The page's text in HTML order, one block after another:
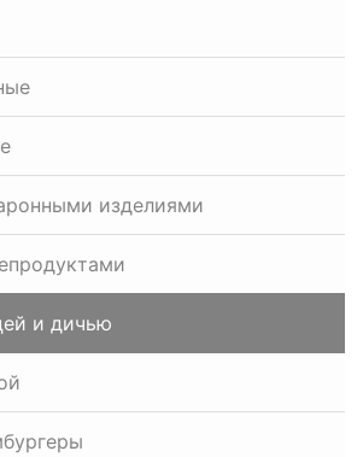
изделиями
и дичью